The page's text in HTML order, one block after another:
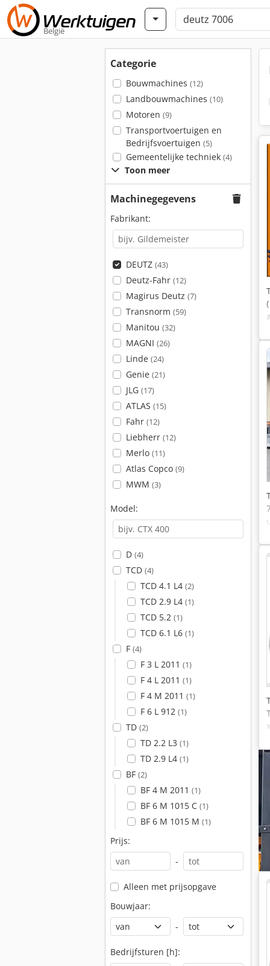
België
Categorie
Bouwmachines (12)
Landbouwmachines (10)
Motoren (9)
Transportvoertuigen en
Bedrijfsvoertuigen (5)
Gemeentelijke techniek (4)
Toon meer
Machinegegevens
Fabrikant:
DEUTZ (43)
Deutz-Fahr (12)
Magirus Deutz (7)
Transnorm (59)
Manitou (32)
MAGNI (26)
Linde (24)
Genie (21)
JLG (17)
ATLAS (15)
Fahr (12)
Liebherr (12)
Merlo (11)
Atlas Copco (9)
MWM (3)
Model:
D (4)
TCD (4)
TCD 4.1 L4 (2)
TCD 2.9 L4 (1)
TCD 5.2 (1)
TCD 6.1 L6 (1)
F (4)
F 3 L 2011 (1)
F 4 L 2011 (1)
F 4 M 2011 (1)
F 6 L 912 (1)
TD (2)
TD 2.2 L3 (1)
TD 2.9 L4 (1)
BF (2)
BF 4 M 2011 (1)
BF 6 M 1015 C (1)
BF 6 M 1015 M (1)
Prijs:
-
Alleen met prijsopgave
Bouwjaar:
-
Bedrijfsturen [h]: